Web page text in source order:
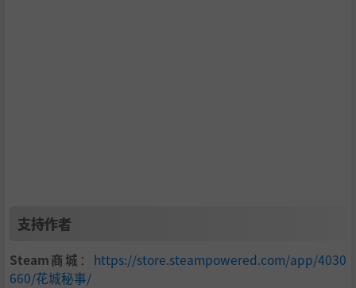
支持作者
Steam商城 ： https://store.steampowered.com/app/4030
660/花城秘事/